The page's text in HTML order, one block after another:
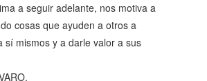
a seguir adelante, nos motiva a
cosas que ayuden a otros a
sí mismos y a darle valor a sus